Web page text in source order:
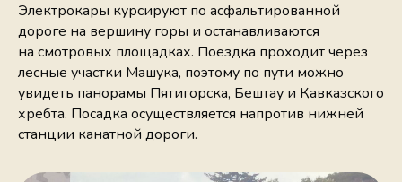
Электрокары курсируют по асфальтированной
дороге на вершину горы и останавливаются
на смотровых площадках. Поездка проходит через
лесные участки Машука, поэтому по пути можно
увидеть панорамы Пятигорска, Бештау и Кавказского
хребта. Посадка осуществляется напротив нижней
станции канатной дороги.